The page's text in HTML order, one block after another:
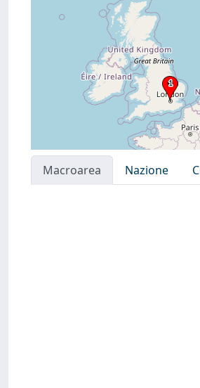
Macroarea Nazione